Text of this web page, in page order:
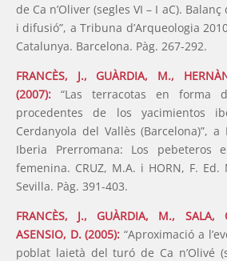
de Ca n’Oliver (segles VI – I aC).
i difusió”, a Tribuna d’Arqueologia
Catalunya. Barcelona. Pàg. 267-292.
FRANCÈS, J., GUÀRDIA, M.,
(2007): “Las terracotas en forma
procedentes de los yacimientos
Cerdanyola del Vallès (Barcelona)”,
Iberia Prerromana: Los pebeteros
femenina. CRUZ, M.A. i HORN, F. Ed.
Sevilla. Pàg. 391-403.
FRANCÈS, J., GUÀRDIA, M.,
ASENSIO, D. (2005): “Aproximació a
poblat laietà del turó de Ca n’Olivé